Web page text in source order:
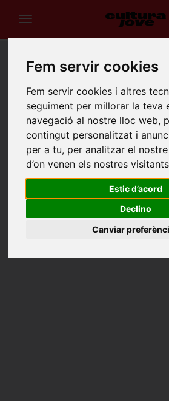
Fem servir cookies
Fem servir cookies i altres
seguiment per millorar la teva
navegació al nostre lloc web,
contingut personalitzat i
per a tu, per analitzar el
d’on venen els nostres
Estic d’acord
Declino
Canviar
Portada Recintes Casa de la
CASA DE LA CULTURA DE
Mancor de la Vall
Carrer Almendro, 3, 07312 Mancor de